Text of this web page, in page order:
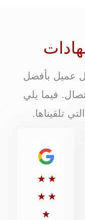
عميل بأفضل
فيما يلي
تلقيناها.
★
★
★
★
★
تقييم
5